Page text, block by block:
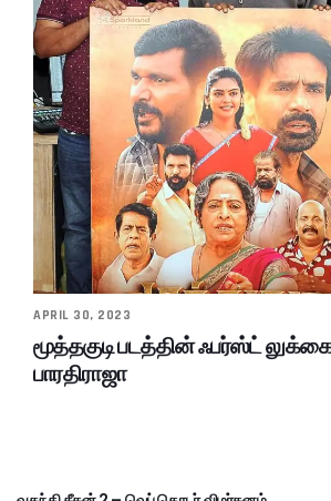
APRIL 30, 2023
மூத்தகுடி படத்தின் ஃபர்ஸ்ட்
பாரதிராஜா